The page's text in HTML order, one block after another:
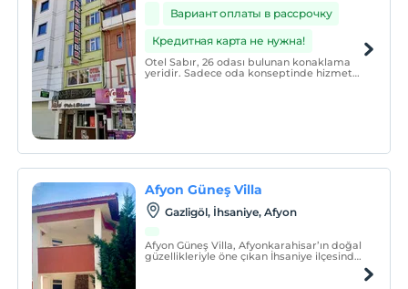
Вариант оплаты в рассрочку
Кредитная карта не нужна!
Otel Sabır, 26 odası bulunan konaklama
yeridir. Sadece oda konseptinde hizmet
Afyon Güneş Villa
Gazligöl, İhsaniye, Afyon
Afyon Güneş Villa, Afyonkarahisar’ın doğal
güzellikleriyle öne çıkan İhsaniye ilçesinde